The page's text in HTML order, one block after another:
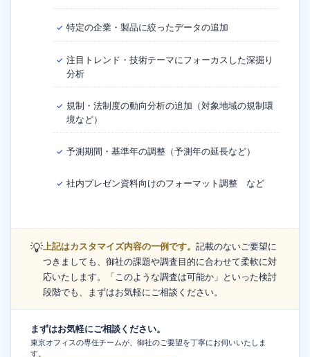
✓ 特定の企業・製品に絞ったデータの追加
✓ 注目トレンド・技術テーマにフォーカスした深掘り
分析
✓ 規制・法制度の動向分析の追加（対象地域の規制環
境など）
✓ 予測期間・基準年の調整（予測年の延長など）
✓ 社内プレゼン資料向けのフォーマット調整 など
💡上記はカスタマイズ内容の一例です。 記載のないご要望に
つきましても、御社の課題や調査目的に合わせて柔軟に対
応いたします。「このような調査は可能か」といった検討
段階でも、まずはお気軽にご相談ください。
まずはお気軽にご相談ください。
東京オフィスの専任チームが、御社のご要望を丁寧にお伺いいたしま
す。